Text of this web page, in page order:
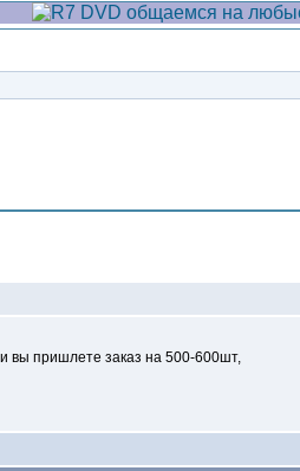
вы пришлете заказ на 500-600шт,